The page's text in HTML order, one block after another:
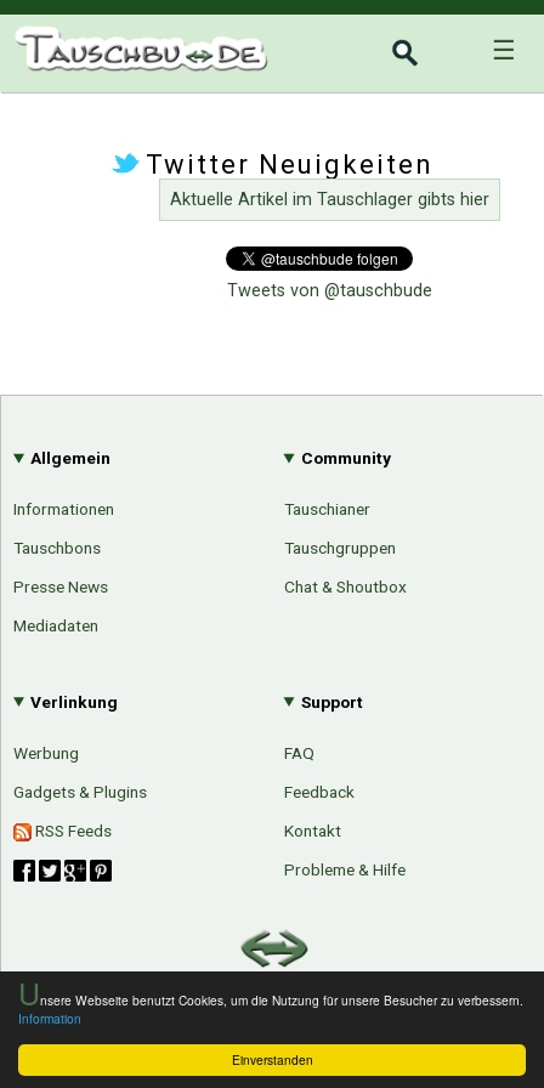
Einverstanden
Unsere Webseite benutzt Cookies, um die Nutzung für unsere Besucher zu verbessern.
Information
☰
Twitter Neuigkeiten
Aktuelle Artikel im Tauschlager gibts hier
Tweets von @tauschbude
Allgemein
Informationen
Tauschbons
Presse News
Mediadaten
Community
Tauschianer
Tauschgruppen
Chat & Shoutbox
Verlinkung
Werbung
Gadgets & Plugins
RSS Feeds
Support
FAQ
Feedback
Kontakt
Probleme & Hilfe
Impressum Richtlinien Datenschutz AGB